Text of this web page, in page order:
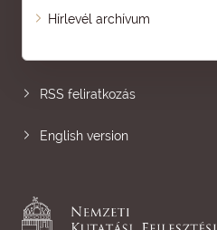
Hírlevél archívum
Oldaltérkép
RSS feliratkozás
English version